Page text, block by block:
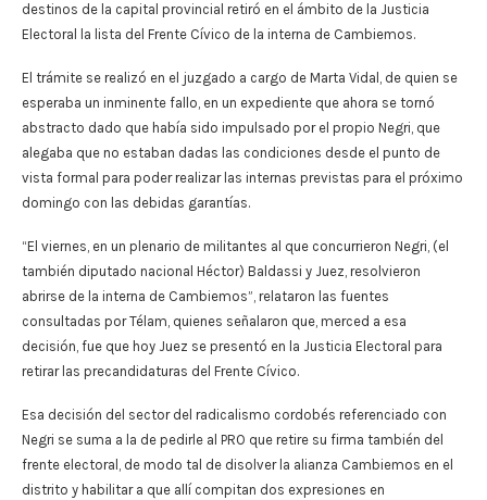
destinos de la capital provincial retiró en el ámbito de la Justicia
Electoral la lista del Frente Cívico de la interna de Cambiemos.
El trámite se realizó en el juzgado a cargo de Marta Vidal, de quien se
esperaba un inminente fallo, en un expediente que ahora se tornó
abstracto dado que había sido impulsado por el propio Negri, que
alegaba que no estaban dadas las condiciones desde el punto de
vista formal para poder realizar las internas previstas para el próximo
domingo con las debidas garantías.
“El viernes, en un plenario de militantes al que concurrieron Negri, (el
también diputado nacional Héctor) Baldassi y Juez, resolvieron
abrirse de la interna de Cambiemos”, relataron las fuentes
consultadas por Télam, quienes señalaron que, merced a esa
decisión, fue que hoy Juez se presentó en la Justicia Electoral para
retirar las precandidaturas del Frente Cívico.
Esa decisión del sector del radicalismo cordobés referenciado con
Negri se suma a la de pedirle al PRO que retire su firma también del
frente electoral, de modo tal de disolver la alianza Cambiemos en el
distrito y habilitar a que allí compitan dos expresiones en